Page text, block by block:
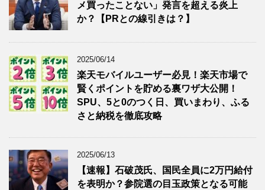
メ買ったことない」発言を超える炎上
か？【PRとの線引きは？】
2025/06/14
楽天モバイルユーザー必見！楽天市場で
賢くポイントを貯める裏ワザ大公開！
SPU、5と0のつく日、買いまわり、ふる
さと納税を徹底攻略
2025/06/13
【速報】石破茂氏、国民全員に2万円給付
を表明か？参院選の目玉政策となる可能